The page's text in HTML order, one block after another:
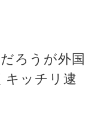
ろうが外国
キッチリ逮